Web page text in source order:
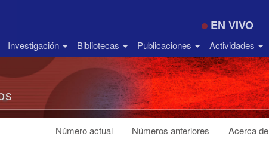
EN VIVO
Investigación Bibliotecas Publicaciones Actividades
Número actual Números anteriores Acerca de